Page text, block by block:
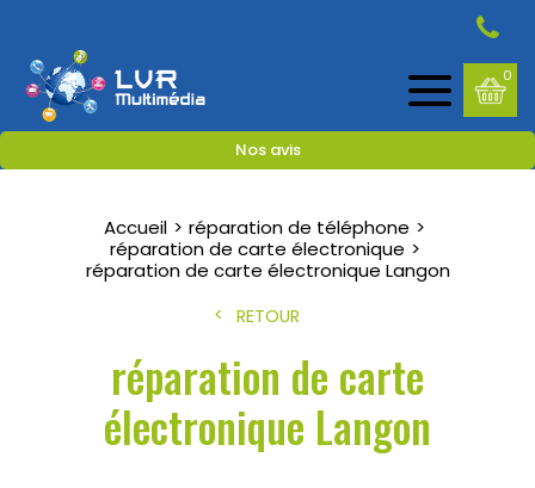
Nos avis
0
Accueil
réparation de téléphone
réparation de carte électronique
réparation de carte électronique Langon
RETOUR
réparation de carte
électronique Langon